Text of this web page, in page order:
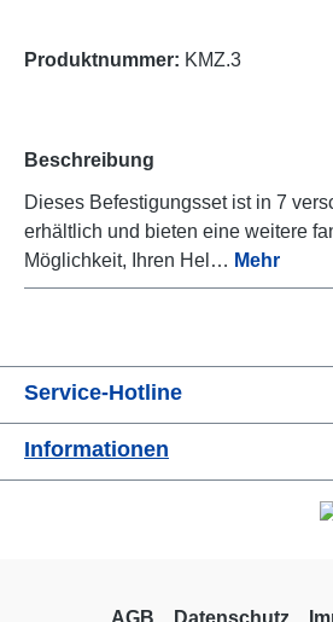
Produktnummer: KMZ.3
Beschreibung
Dieses Befestigungsset ist in 7
erhältlich und bieten eine weitere
Möglichkeit, Ihren Hel… Mehr
Service-Hotline
Informationen
AGB Datenschutz